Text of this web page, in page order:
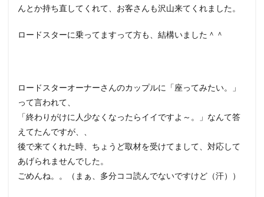
んとか持ち直してくれて、お客さんも沢山来てくれました。
ロードスターに乗ってますって方も、結構いました＾＾
ロードスターオーナーさんのカップルに「座ってみたい。」
って言われて、
「終わりがけに人少なくなったらイイですよ～。」なんて答
えてたんですが、、
後で来てくれた時、ちょうど取材を受けてまして、対応して
あげられませんでした。
ごめんね。。（まぁ、多分ココ読んでないですけど（汗））